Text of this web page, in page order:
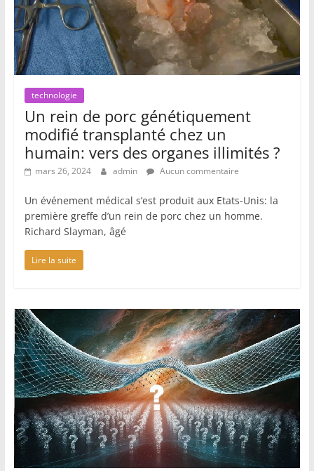
technologie
Un rein de porc génétiquement
modifié transplanté chez un
humain: vers des organes illimités ?
mars 26, 2024 admin Aucun commentaire
Un événement médical s’est produit aux Etats-Unis: la
première greffe d’un rein de porc chez un homme.
Richard Slayman, âgé
Lire la suite